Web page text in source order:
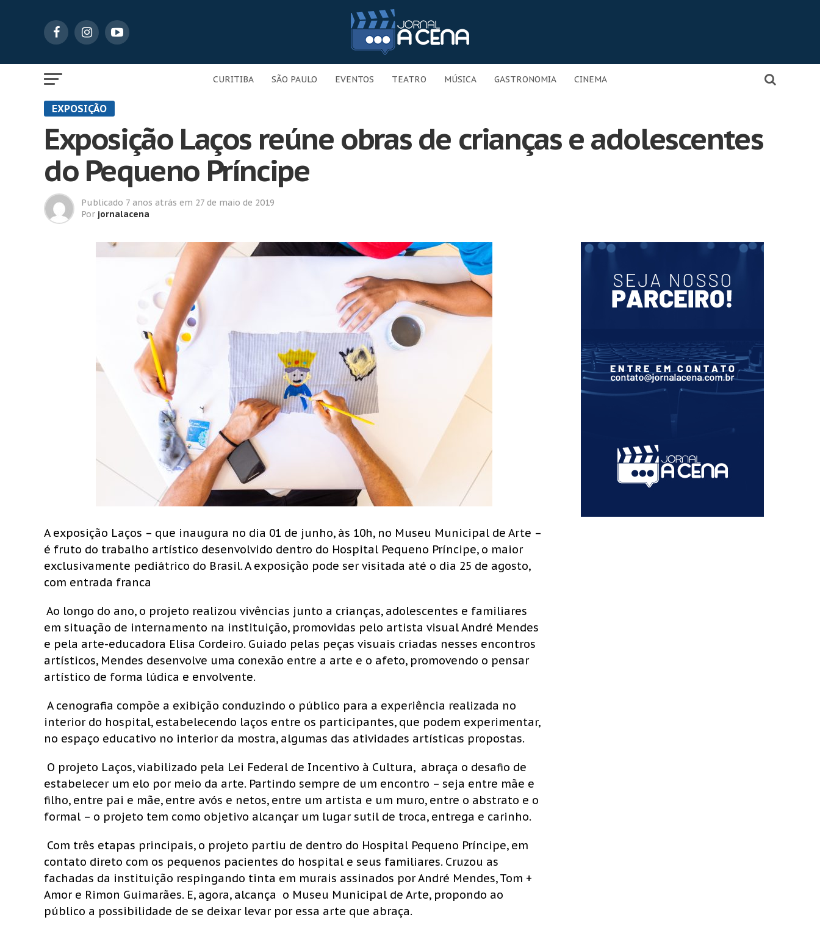
CURITIBA SÃO PAULO EVENTOS TEATRO MÚSICA GASTRONOMIA CINEMA
EXPOSIÇÃO
Exposição Laços reúne obras de crianças e adolescentes
do Pequeno Príncipe
Publicado 7 anos atrás em 27 de maio de 2019
Por jornalacena
A exposição Laços – que inaugura no dia 01 de junho, às 10h, no Museu Municipal de Arte –
é fruto do trabalho artístico desenvolvido dentro do Hospital Pequeno Príncipe, o maior
exclusivamente pediátrico do Brasil. A exposição pode ser visitada até o dia 25 de agosto,
com entrada franca
Ao longo do ano, o projeto realizou vivências junto a crianças, adolescentes e familiares
em situação de internamento na instituição, promovidas pelo artista visual André Mendes
e pela arte-educadora Elisa Cordeiro. Guiado pelas peças visuais criadas nesses encontros
artísticos, Mendes desenvolve uma conexão entre a arte e o afeto, promovendo o pensar
artístico de forma lúdica e envolvente.
A cenografia compõe a exibição conduzindo o público para a experiência realizada no
interior do hospital, estabelecendo laços entre os participantes, que podem experimentar,
no espaço educativo no interior da mostra, algumas das atividades artísticas propostas.
O projeto Laços, viabilizado pela Lei Federal de Incentivo à Cultura, abraça o desafio de
estabelecer um elo por meio da arte. Partindo sempre de um encontro – seja entre mãe e
filho, entre pai e mãe, entre avós e netos, entre um artista e um muro, entre o abstrato e o
formal – o projeto tem como objetivo alcançar um lugar sutil de troca, entrega e carinho.
Com três etapas principais, o projeto partiu de dentro do Hospital Pequeno Príncipe, em
contato direto com os pequenos pacientes do hospital e seus familiares. Cruzou as
fachadas da instituição respingando tinta em murais assinados por André Mendes, Tom +
Amor e Rimon Guimarães. E, agora, alcança o Museu Municipal de Arte, propondo ao
público a possibilidade de se deixar levar por essa arte que abraça.